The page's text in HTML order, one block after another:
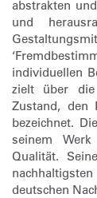
abstrakten
und
individuellen
zielt über die
Zustand, den
bezeichnet.
seinem
Qualität.
deutschen